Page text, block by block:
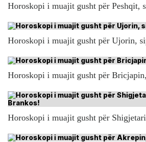
Horoskopi i muajit gusht për Peshqit,
Horoskopi i muajit gusht për Ujorin,
Horoskopi i muajit gusht për
Horoskopi i muajit gusht për